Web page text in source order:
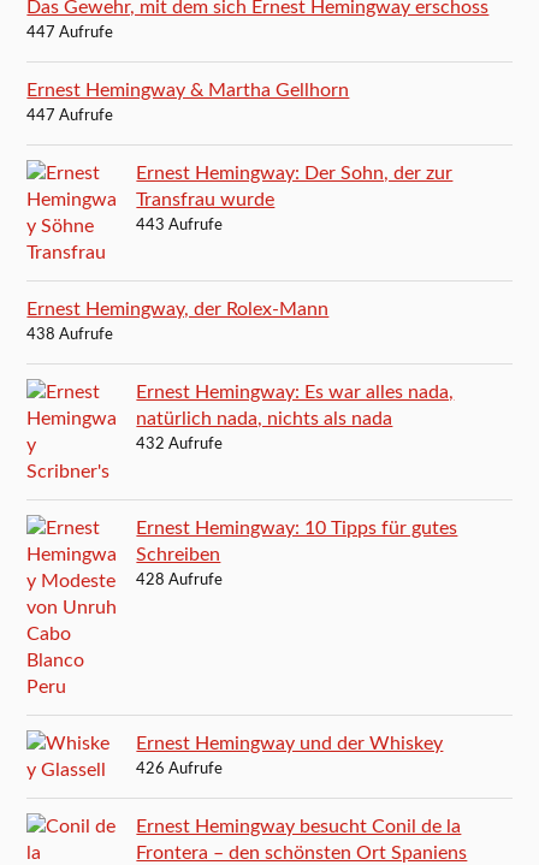
Das Gewehr, mit dem sich Ernest Hemingway erschoss
447 Aufrufe
Ernest Hemingway & Martha Gellhorn
447 Aufrufe
Ernest Hemingway: Der Sohn, der zur
Transfrau wurde
443 Aufrufe
Ernest Hemingway, der Rolex-Mann
438 Aufrufe
Ernest Hemingway: Es war alles nada,
natürlich nada, nichts als nada
432 Aufrufe
Ernest Hemingway: 10 Tipps für gutes
Schreiben
428 Aufrufe
Ernest Hemingway und der Whiskey
426 Aufrufe
Ernest Hemingway besucht Conil de la
Frontera – den schönsten Ort Spaniens